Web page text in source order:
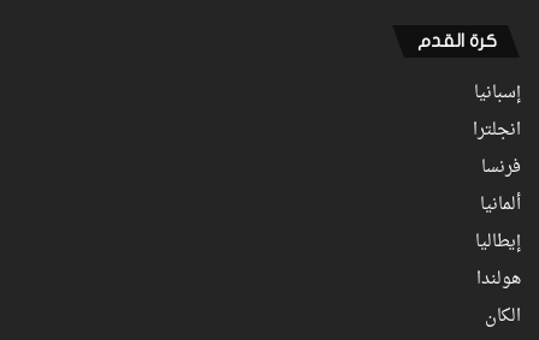
كرة القدم
إسبانيا
انجلترا
فرنسا
ألمانيا
إيطاليا
هولندا
الكان